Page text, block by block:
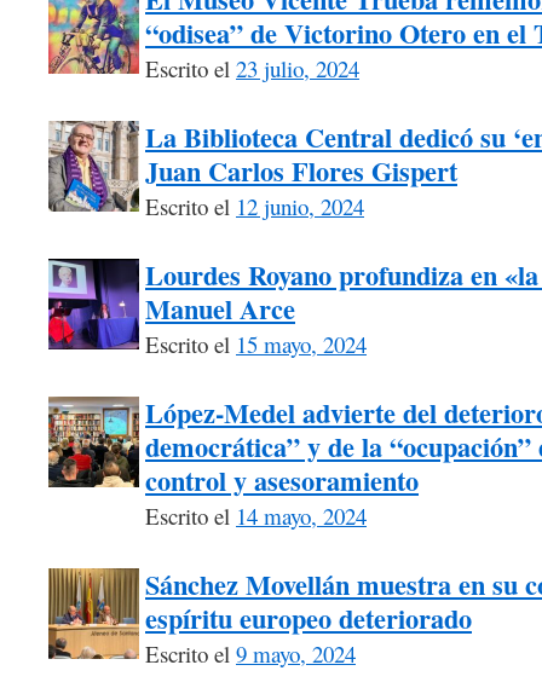
“odisea” de Victorino Otero en el
Escrito el 23 julio, 2024
La Biblioteca Central dedicó su
Juan Carlos Flores Gispert
Escrito el 12 junio, 2024
Lourdes Royano profundiza en
Manuel Arce
Escrito el 15 mayo, 2024
López-Medel advierte del
democrática” y de la
control y asesoramiento
Escrito el 14 mayo, 2024
Sánchez Movellán muestra en su
espíritu europeo deteriorado
Escrito el 9 mayo, 2024